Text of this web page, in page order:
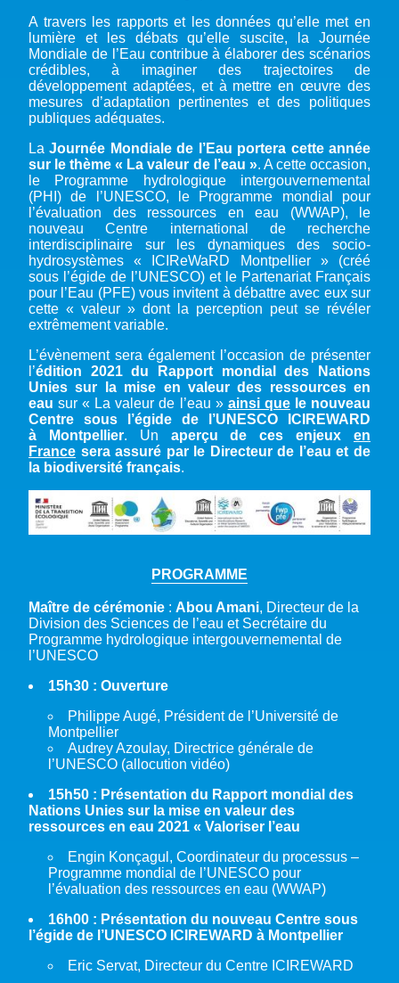
A travers les rapports et les données qu’elle met en
lumière et les débats qu’elle suscite, la Journée
Mondiale de l’Eau contribue à élaborer des scénarios
crédibles, à imaginer des trajectoires de
développement adaptées, et à mettre en œuvre des
mesures d’adaptation pertinentes et des politiques
publiques adéquates.
LaJournée Mondiale de l’Eau portera cette année
sur le thème « La valeur de l’eau ». A cette occasion,
le Programme hydrologique intergouvernemental
(PHI) de l’UNESCO, le Programme mondial pour
l’évaluation des ressources en eau (WWAP), le
nouveau Centre international de recherche
interdisciplinaire sur les dynamiques des socio-
hydrosystèmes « ICIReWaRD Montpellier » (créé
sous l’égide de l’UNESCO) et le Partenariat Français
pour l’Eau (PFE) vous invitent à débattre avec eux sur
cette « valeur » dont la perception peut se révéler
extrêmement variable.
L’évènement sera également l’occasion de présenter
l’édition 2021 du Rapport mondial des Nations
Unies sur la mise en valeur des ressources en
eau sur « La valeur de l’eau » ainsi quele nouveau
Centre sous l’égide de l’UNESCO ICIREWARD
à Montpellier. Un aperçu de ces enjeuxen
France sera assuré par le Directeur de l’eau et de
la biodiversité français.
PROGRAMME
Maître de cérémonie : Abou Amani, Directeur de la
Division des Sciences de l’eau et Secrétaire du
Programme hydrologique intergouvernemental de
l’UNESCO
15h30 : Ouverture
Philippe Augé, Président de l’Université de
Montpellier
Audrey Azoulay, Directrice générale de
l’UNESCO (allocution vidéo)
15h50 : Présentation du Rapport mondial des
Nations Unies sur la mise en valeur des
ressources en eau 2021 « Valoriser l’eau
Engin Konçagul, Coordinateur du processus –
Programme mondial de l’UNESCO pour
l’évaluation des ressources en eau (WWAP)
16h00 : Présentation du nouveau Centre sous
l’égide de l’UNESCO ICIREWARD à Montpellier
Eric Servat, Directeur du Centre ICIREWARD